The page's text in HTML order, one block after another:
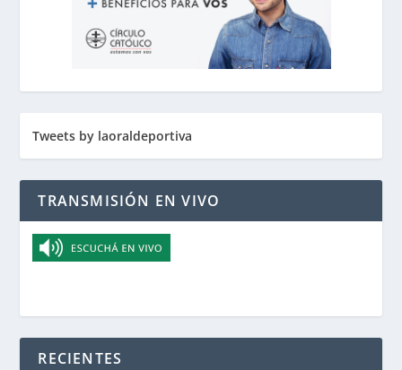
Tweets by laoraldeportiva
TRANSMISIÓN EN VIVO
RECIENTES